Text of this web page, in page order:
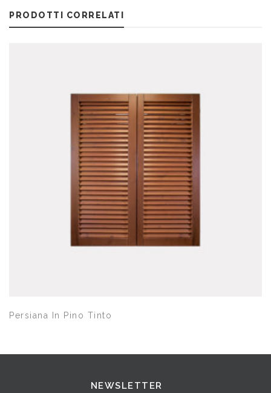
PRODOTTI CORRELATI
Persiana In Pino Tinto
NEWSLETTER